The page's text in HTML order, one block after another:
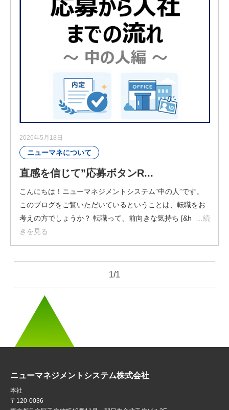
経営管理部
福利厚生
#ニューマネのすみっこ
エントリー
2026年5月18日
ニューマネについて
直感を信じて”応募ボタンR...
こんにちは！ニューマネジメントシステム”中の人”です。
このブログをご覧いただいているということは、転職をお
考えの方でしょうか？ 転職って、前向きな気持ち [&h
…続
きを見る
1/1
ニューマネジメントシステム株式会社
本社
〒120-0036